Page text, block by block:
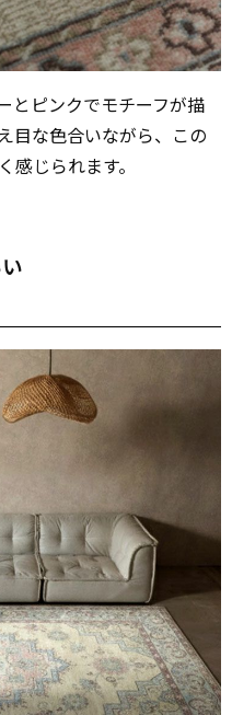
とピンクでモチーフが描
目な色合いながら、この
じられます。